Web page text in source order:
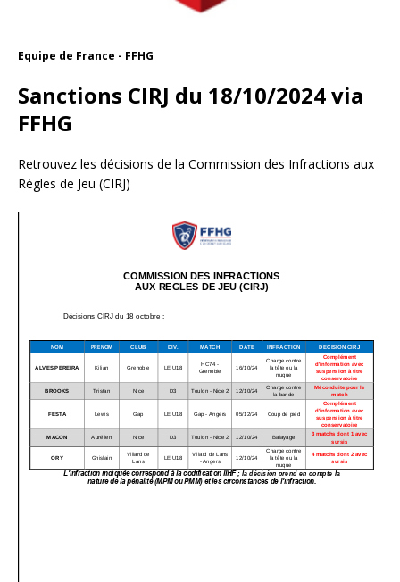
Equipe de France - FFHG
Sanctions CIRJ du 18/10/2024 via
FFHG
Retrouvez les décisions de la Commission des Infractions aux
Règles de Jeu (CIRJ)